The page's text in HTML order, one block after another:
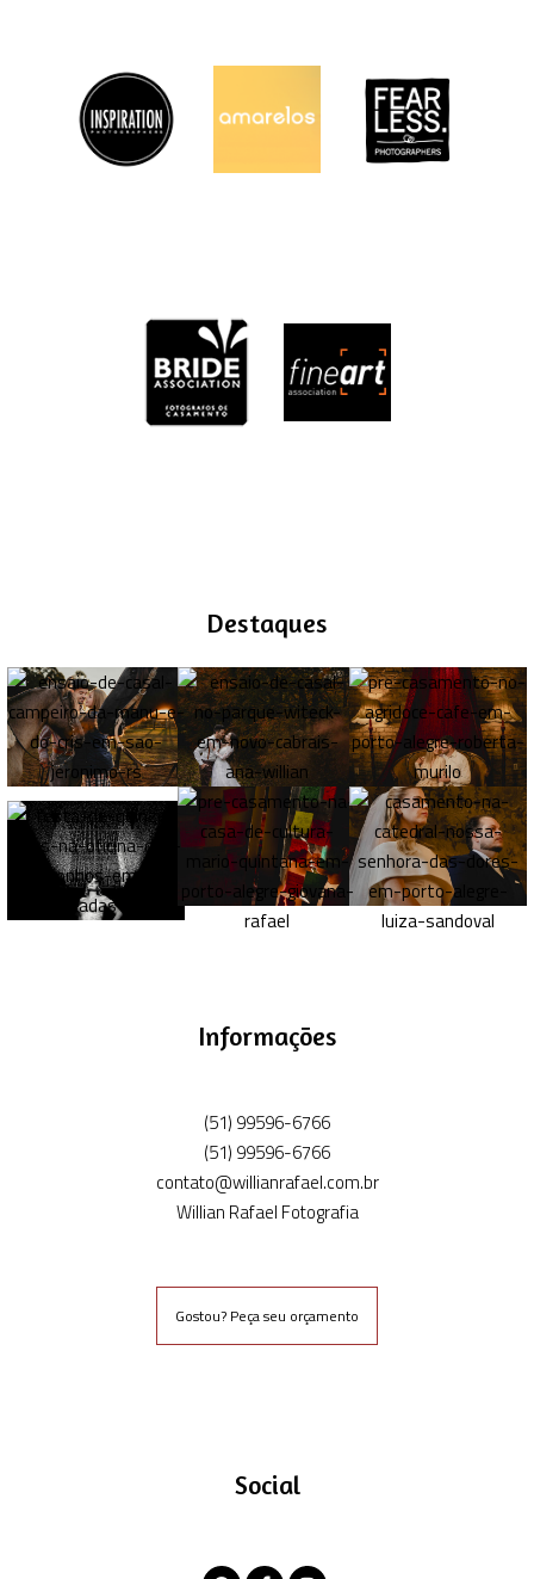
Destaques
Informações
(51) 99596-6766
(51) 99596-6766
contato@willianrafael.com.br
Willian Rafael Fotografia
Gostou? Peça seu orçamento
Social